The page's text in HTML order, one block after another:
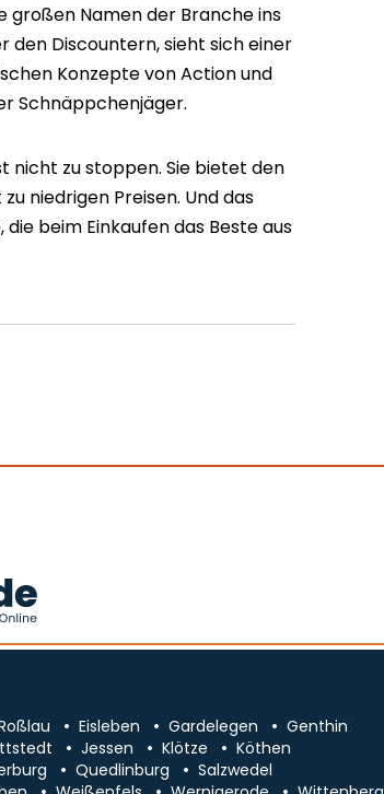
großen Namen der Branche ins
den Discountern, sieht sich einer
Konzepte von Action und
Schnäppchenjäger.
nicht zu stoppen. Sie bietet den
niedrigen Preisen. Und das
beim Einkaufen das Beste aus
Eisleben Gardelegen
Genthin
Jessen Klötze
Köthen
Quedlinburg
Salzwedel